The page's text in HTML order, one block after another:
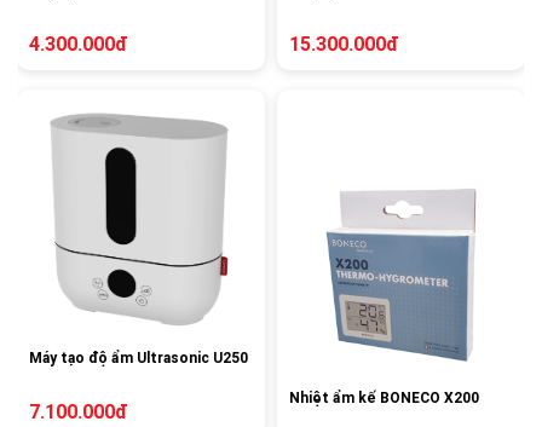
4.300.000đ 15.300.000đ
Máy tạo độ ẩm Ultrasonic U250
7.100.000đ
Nhiệt ẩm kế BONECO X200